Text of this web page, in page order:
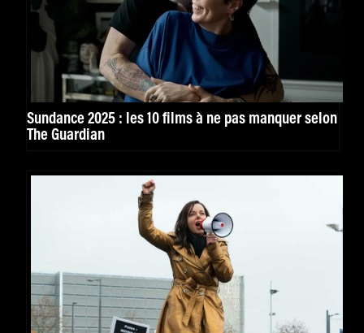
Sundance 2025 : les 10 films à ne pas manquer selon
The Guardian